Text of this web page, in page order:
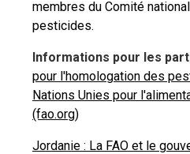
membres du Comité
pesticides.
Informations pour les
pour l'homologation des
Nations Unies pour
(fao.org)
Jordanie : La FAO et le